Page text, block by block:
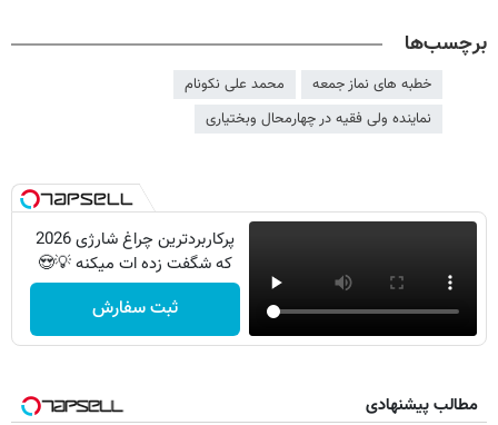
برچسب‌ها
خطبه های نماز جمعه
محمد علی نکونام
نماینده ولی فقیه در چهارمحال وبختیاری
پرکاربردترین چراغ شارژی 2026
که شگفت زده ات میکنه 💡😍
ثبت سفارش
مطالب پیشنهادی